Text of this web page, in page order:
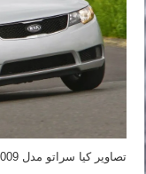
تصاویر کیا سراتو مدل 2009 تا 2012